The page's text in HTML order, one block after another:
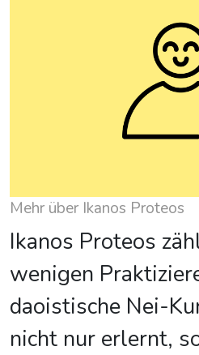
Mehr über Ikanos Proteos
Ikanos Proteos
wenigen
daoistische Nei-
nicht nur erlernt,